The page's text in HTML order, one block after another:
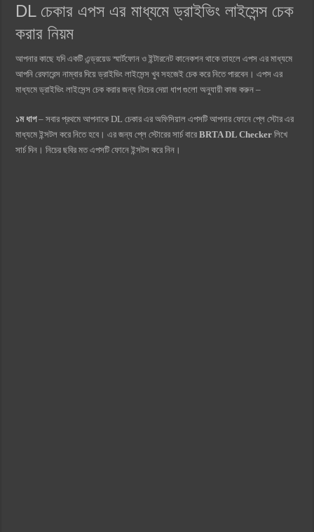
DL চেকার এপস এর মাধ্যমে ড্রাইভিং লাইসেন্স চেক
করার নিয়ম
আপনার কাছে যদি একটি এন্ড্রয়েড স্মার্টফোন ও ইন্টারনেট কানেকশন থাকে তাহলে এপস এর মাধ্যমে
আপনি রেফারেন্স নাম্বার দিয়ে ড্রাইভিং লাইসেন্স খুব সহজেই চেক করে নিতে পারবেন। এপস এর
মাধ্যমে ড্রাইভিং লাইসেন্স চেক করার জন্য নিচের দেয়া ধাপ গুলো অনুযায়ী কাজ করুন –
১ম ধাপ– সবার প্রথমে আপনাকে DL চেকার এর অফিসিয়াল এপসটি আপনার ফোনে প্লে স্টোর এর
মাধ্যমে ইন্সটল করে নিতে হবে। এর জন্য প্লে স্টোরের সার্চ বারেBRTA DL Checker লিখে
সার্চ দিন। নিচের ছবির মত এপসটি ফোনে ইন্সটল করে নিন।